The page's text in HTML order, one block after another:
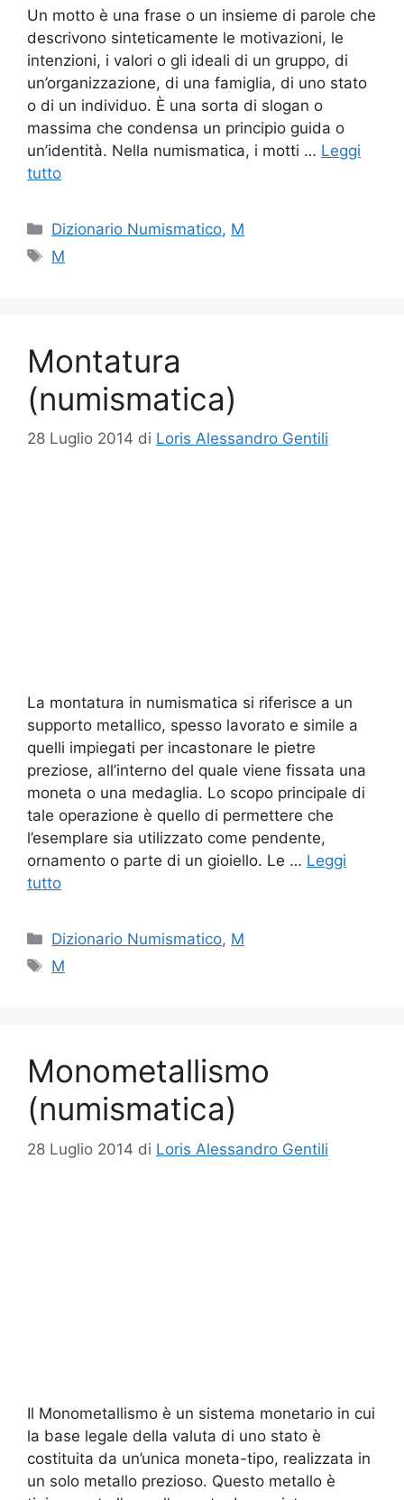
Un motto è una frase o un insieme di parole che
descrivono sinteticamente le motivazioni, le
intenzioni, i valori o gli ideali di un gruppo, di
un’organizzazione, di una famiglia, di uno stato
o di un individuo. È una sorta di slogan o
massima che condensa un principio guida o
un’identità. Nella numismatica, i motti … Leggi
tutto
Categorie
Dizionario Numismatico, M
Tag
M
Montatura
(numismatica)
28 Luglio 2014 di Loris Alessandro Gentili
La montatura in numismatica si riferisce a un
supporto metallico, spesso lavorato e simile a
quelli impiegati per incastonare le pietre
preziose, all’interno del quale viene fissata una
moneta o una medaglia. Lo scopo principale di
tale operazione è quello di permettere che
l’esemplare sia utilizzato come pendente,
ornamento o parte di un gioiello. Le … Leggi
tutto
Categorie
Dizionario Numismatico, M
Tag
M
Monometallismo
(numismatica)
28 Luglio 2014 di Loris Alessandro Gentili
Il Monometallismo è un sistema monetario in cui
la base legale della valuta di uno stato è
costituita da un’unica moneta-tipo, realizzata in
un solo metallo prezioso. Questo metallo è